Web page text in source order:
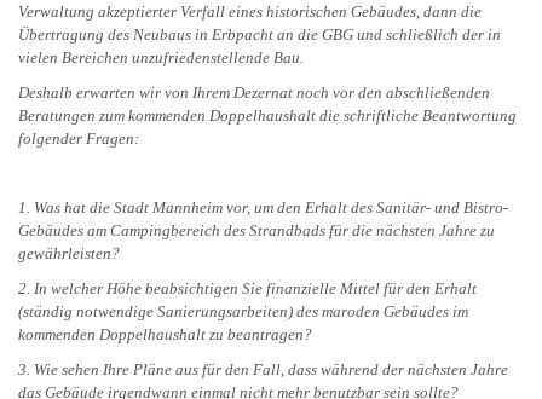
Verwaltung akzeptierter Verfall eines historischen Gebäudes, dann die
Übertragung des Neubaus in Erbpacht an die GBG und schließlich der in
vielen Bereichen unzufriedenstellende Bau.
Deshalb erwarten wir von Ihrem Dezernat noch vor den abschließenden
Beratungen zum kommenden Doppelhaushalt die schriftliche Beantwortung
folgender Fragen:
1. Was hat die Stadt Mannheim vor, um den Erhalt des Sanitär- und Bistro-
Gebäudes am Campingbereich des Strandbads für die nächsten Jahre zu
gewährleisten?
2. In welcher Höhe beabsichtigen Sie finanzielle Mittel für den Erhalt
(ständig notwendige Sanierungsarbeiten) des maroden Gebäudes im
kommenden Doppelhaushalt zu beantragen?
3. Wie sehen Ihre Pläne aus für den Fall, dass während der nächsten Jahre
das Gebäude irgendwann einmal nicht mehr benutzbar sein sollte?